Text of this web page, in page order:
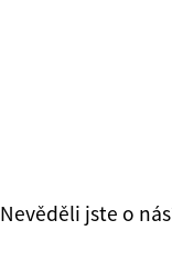
Nevěděli jste o